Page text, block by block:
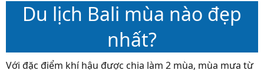
Du lịch Bali mùa nào đẹp
nhất?
Với đặc điểm khí hậu được chia làm 2 mùa, mùa mưa từ